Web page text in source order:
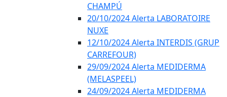
CHAMPÚ
20/10/2024 Alerta LABORATOIRE
NUXE
12/10/2024 Alerta INTERDIS (GRUP
CARREFOUR)
29/09/2024 Alerta MEDIDERMA
(MELASPEEL)
24/09/2024 Alerta MEDIDERMA